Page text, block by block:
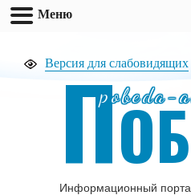
Версия для слабовидящих
pobeda-
П
Информационный
Меню